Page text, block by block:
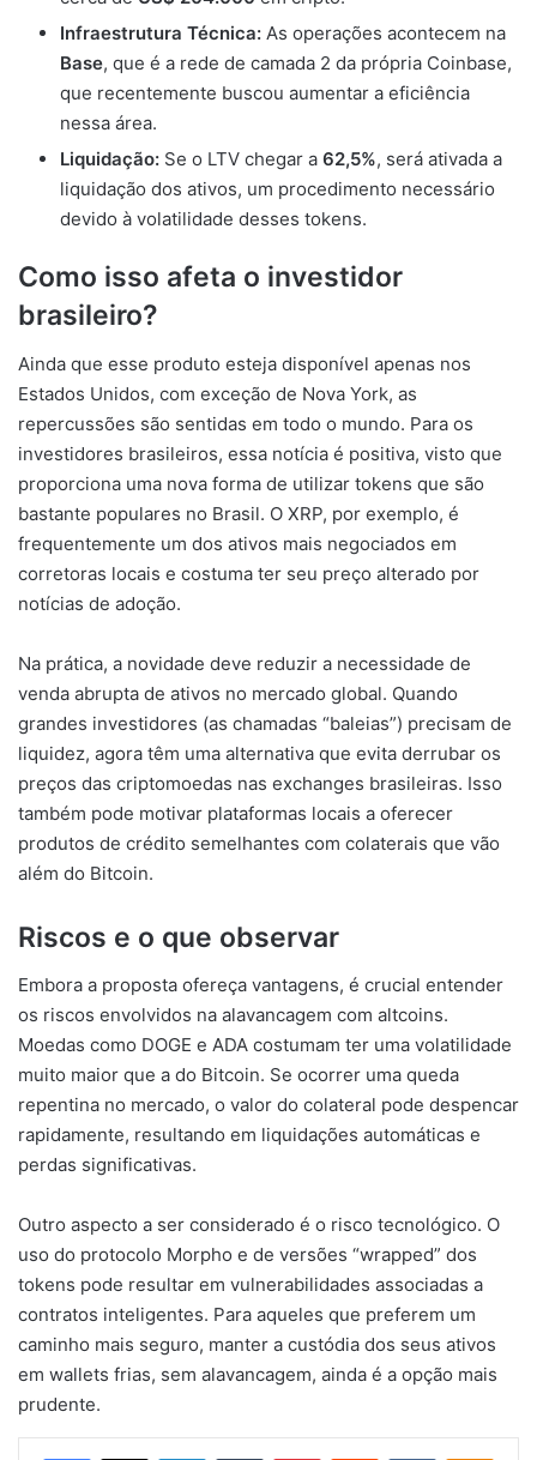
Infraestrutura Técnica: As operações acontecem na
Base, que é a rede de camada 2 da própria Coinbase,
que recentemente buscou aumentar a eficiência
nessa área.
Liquidação: Se o LTV chegar a 62,5%, será ativada a
liquidação dos ativos, um procedimento necessário
devido à volatilidade desses tokens.
Como isso afeta o investidor
brasileiro?
Ainda que esse produto esteja disponível apenas nos
Estados Unidos, com exceção de Nova York, as
repercussões são sentidas em todo o mundo. Para os
investidores brasileiros, essa notícia é positiva, visto que
proporciona uma nova forma de utilizar tokens que são
bastante populares no Brasil. O XRP, por exemplo, é
frequentemente um dos ativos mais negociados em
corretoras locais e costuma ter seu preço alterado por
notícias de adoção.
Na prática, a novidade deve reduzir a necessidade de
venda abrupta de ativos no mercado global. Quando
grandes investidores (as chamadas “baleias”) precisam de
liquidez, agora têm uma alternativa que evita derrubar os
preços das criptomoedas nas exchanges brasileiras. Isso
também pode motivar plataformas locais a oferecer
produtos de crédito semelhantes com colaterais que vão
além do Bitcoin.
Riscos e o que observar
Embora a proposta ofereça vantagens, é crucial entender
os riscos envolvidos na alavancagem com altcoins.
Moedas como DOGE e ADA costumam ter uma volatilidade
muito maior que a do Bitcoin. Se ocorrer uma queda
repentina no mercado, o valor do colateral pode despencar
rapidamente, resultando em liquidações automáticas e
perdas significativas.
Outro aspecto a ser considerado é o risco tecnológico. O
uso do protocolo Morpho e de versões “wrapped” dos
tokens pode resultar em vulnerabilidades associadas a
contratos inteligentes. Para aqueles que preferem um
caminho mais seguro, manter a custódia dos seus ativos
em wallets frias, sem alavancagem, ainda é a opção mais
prudente.